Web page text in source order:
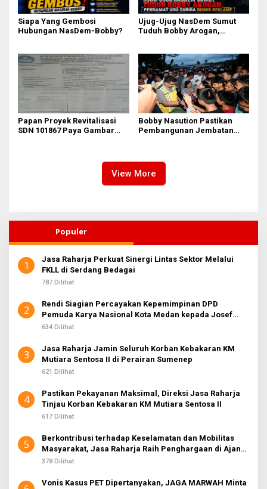
Siapa Yang Gembosi
Hubungan NasDem-Bobby?
Ujug-Ujug NasDem Sumut
Tuduh Bobby Arogan,
Papan Proyek Revitalisasi
SDN 101867 Paya Gambar
Bobby Nasution Pastikan
Pembangunan Jembatan
View More
Populer
1
Jasa Raharja Perkuat Sinergi Lintas Sektor Melalui
FKLL di Serdang Bedagai
787 Dilihat
2
Rendi Siagian Percayakan Kepemimpinan DPD
Pemuda Karya Nasional Kota Medan kepada Josef
Sembiring
634 Dilihat
3
Jasa Raharja Jamin Seluruh Korban Kebakaran KM
Mutiara Sentosa II di Perairan Sumenep
621 Dilihat
4
Pastikan Pekayanan Maksimal, Direksi Jasa Raharja
Tinjau Korban Kebakaran KM Mutiara Sentosa II
617 Dilihat
5
Berkontribusi terhadap Keselamatan dan Mobilitas
Masyarakat, Jasa Raharja Raih Penghargaan di Ajang
Transportasi Indonesia Awards 2026
378 Dilihat
Vonis Kasus PET Dipertanyakan, JAGA MARWAH Minta